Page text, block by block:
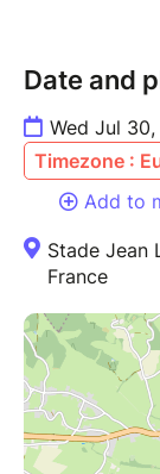
Date and
Wed Jul
Timezone :
Add to
Stade Jean
France